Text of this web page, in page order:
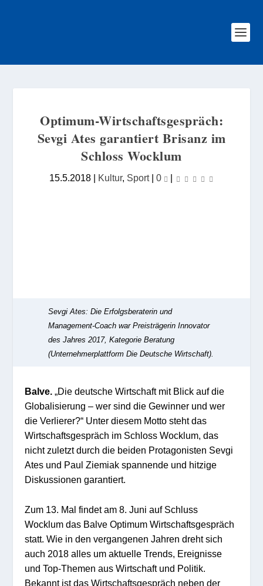
Optimum-Wirtschaftsgespräch:
Sevgi Ates garantiert Brisanz im
Schloss Wocklum
15.5.2018 | Kultur, Sport| 0 |
Sevgi Ates: Die Erfolgsberaterin und
Management-Coach war Preisträgerin Innovator
des Jahres 2017, Kategorie Beratung
(Unternehmerplattform Die Deutsche Wirtschaft).
Balve. „Die deutsche Wirtschaft mit Blick auf die
Globalisierung – wer sind die Gewinner und wer
die Verlierer?“ Unter diesem Motto steht das
Wirtschaftsgespräch im Schloss Wocklum, das
nicht zuletzt durch die beiden Protagonisten Sevgi
Ates und Paul Ziemiak spannende und hitzige
Diskussionen garantiert.
Zum 13. Mal findet am 8. Juni auf Schluss
Wocklum das Balve Optimum Wirtschaftsgespräch
statt. Wie in den vergangenen Jahren dreht sich
auch 2018 alles um aktuelle Trends, Ereignisse
und Top-Themen aus Wirtschaft und Politik.
Bekannt ist das Wirtschaftsgespräch neben der